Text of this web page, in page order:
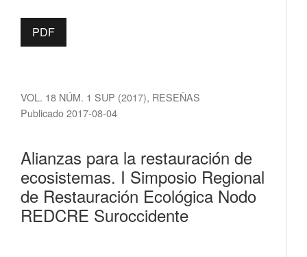
VOL. 18 NÚM. 1 SUP (2017), RESEÑAS
Alianzas para la restauración de
ecosistemas. I Simposio Regional
de Restauración Ecológica Nodo
REDCRE Suroccidente
Publicado 2017-08-04
PDF